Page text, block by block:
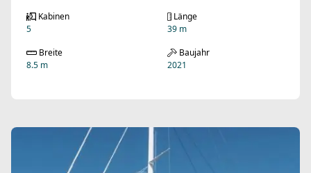
Kabinen
5
Länge
39 m
Breite
8.5 m
Baujahr
2021